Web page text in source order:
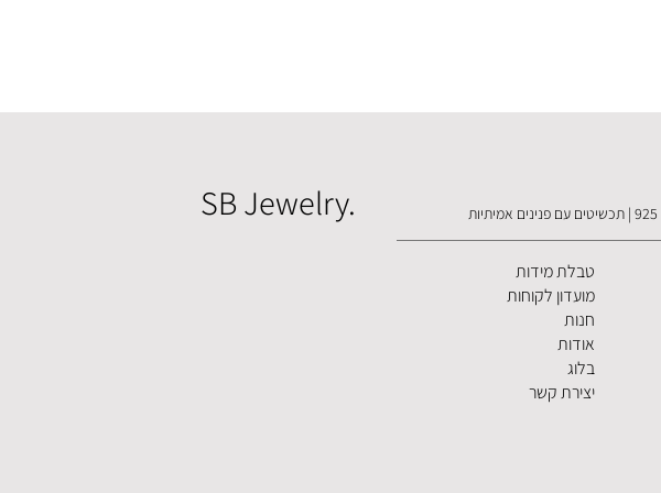
SB Jewelry.
טבלת מידות
מועדון לקוחות
חנות
אודות
בלוג
יצירת קשר